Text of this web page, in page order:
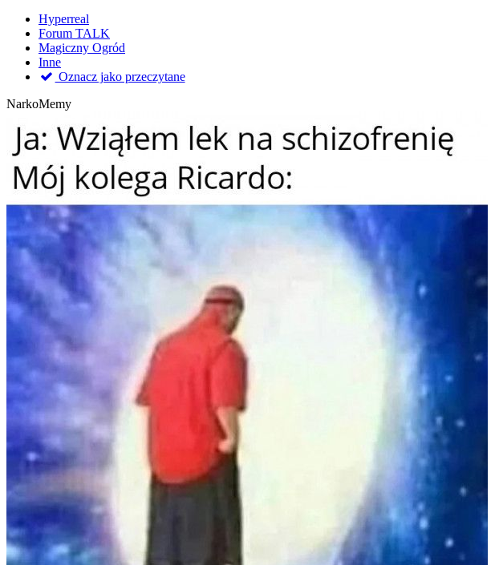
Hyperreal
Forum TALK
Magiczny Ogród
Inne
Oznacz jako przeczytane
NarkoMemy